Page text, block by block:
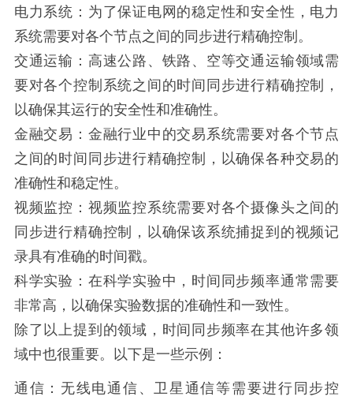
电力系统：为了保证电网的稳定性和安全性，电力
系统需要对各个节点之间的同步进行精确控制。
交通运输：高速公路、铁路、空等交通运输领域需
要对各个控制系统之间的时间同步进行精确控制，
以确保其运行的安全性和准确性。
金融交易：金融行业中的交易系统需要对各个节点
之间的时间同步进行精确控制，以确保各种交易的
准确性和稳定性。
视频监控：视频监控系统需要对各个摄像头之间的
同步进行精确控制，以确保该系统捕捉到的视频记
录具有准确的时间戳。
科学实验：在科学实验中，时间同步频率通常需要
非常高，以确保实验数据的准确性和一致性。
除了以上提到的领域，时间同步频率在其他许多领
域中也很重要。以下是一些示例：
通信：无线电通信、卫星通信等需要进行同步控